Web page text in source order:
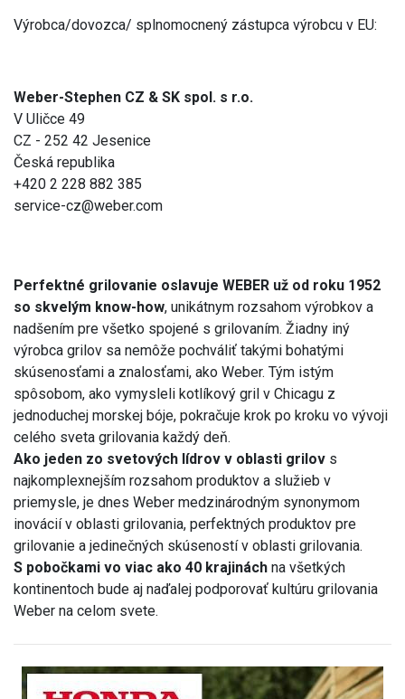
Výrobca/dovozca/ splnomocnený zástupca výrobcu v EU:
Weber-Stephen CZ & SK spol. s r.o.
V Uličce 49
CZ - 252 42 Jesenice
Česká republika
+420 2 228 882 385
service-cz@weber.com
Perfektné grilovanie oslavuje WEBER už od roku 1952
so skvelým know-how, unikátnym rozsahom výrobkov a
nadšením pre všetko spojené s grilovaním. Žiadny iný
výrobca grilov sa nemôže pochváliť takými bohatými
skúsenosťami a znalosťami, ako Weber. Tým istým
spôsobom, ako vymysleli kotlíkový gril v Chicagu z
jednoduchej morskej bóje, pokračuje krok po kroku vo vývoji
celého sveta grilovania každý deň.
Ako jeden zo svetových lídrov v oblasti grilov s
najkomplexnejším rozsahom produktov a služieb v
priemysle, je dnes Weber medzinárodným synonymom
inovácií v oblasti grilovania, perfektných produktov pre
grilovanie a jedinečných skúseností v oblasti grilovania.
S pobočkami vo viac ako 40 krajinách na všetkých
kontinentoch bude aj naďalej podporovať kultúru grilovania
Weber na celom svete.